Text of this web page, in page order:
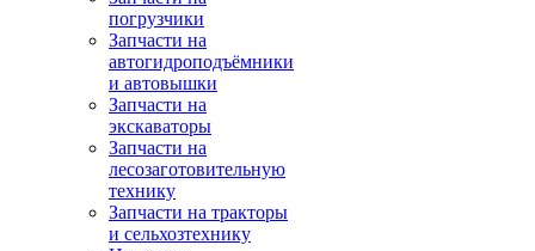
погрузчики
Запчасти на
автогидроподъёмники
и автовышки
Запчасти на
экскаваторы
Запчасти на
лесозаготовительную
технику
Запчасти на тракторы
и сельхозтехнику